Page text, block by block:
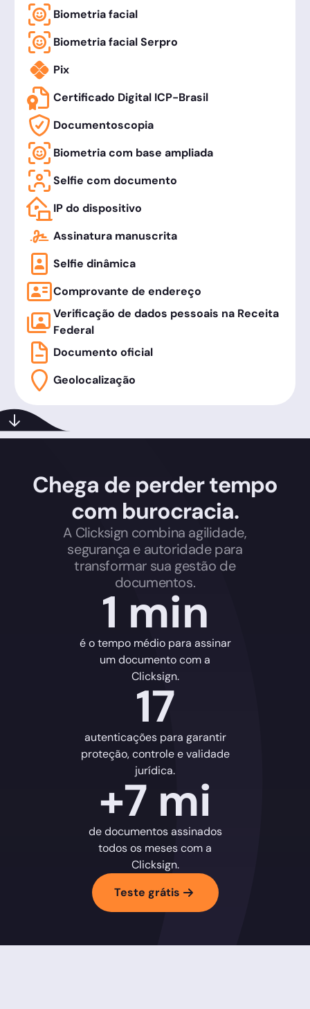
Biometria facial
Biometria facial Serpro
Pix
Certificado Digital ICP-Brasil
Documentoscopia
Biometria com base ampliada
Selfie com documento
IP do dispositivo
Assinatura manuscrita
Selfie dinâmica
Comprovante de endereço
Verificação de dados pessoais na Receita
Federal
Documento oficial
Geolocalização
Chega de perder tempo
com burocracia.
A Clicksign combina agilidade,
segurança e autoridade para
transformar sua gestão de
documentos.
1 min
é o tempo médio para assinar
um documento com a
Clicksign.
17
autenticações para garantir
proteção, controle e validade
jurídica.
+7 mi
de documentos assinados
todos os meses com a
Clicksign.
Teste grátis